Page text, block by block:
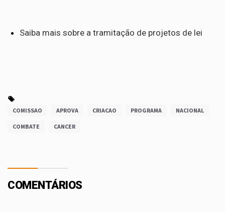
Saiba mais sobre a tramitação de projetos de lei
COMISSAO APROVA CRIACAO PROGRAMA NACIONAL
COMBATE CANCER
COMENTÁRIOS